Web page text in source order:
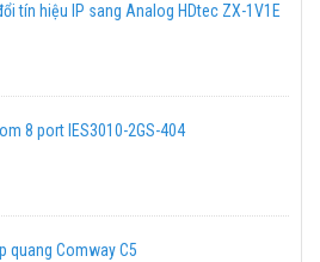
tín hiệu IP sang Analog HDtec ZX-1V1E
8 port IES3010-2GS-404
quang Comway C5